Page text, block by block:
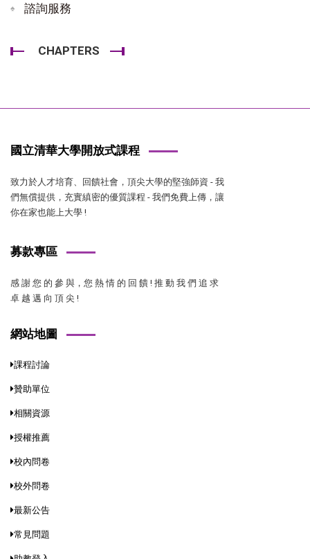
諮詢服務
CHAPTERS
國立清華大學開放式課程
致力於人才培育、回饋社會，頂尖大學的堅強師資 - 我
們無償提供，充實縝密的優質課程 - 我們免費上傳，讓
你在家也能上大學 !
募款專區
感 謝 您 的 參 與，您 熱 情 的 回 饋 ! 推 動 我 們 追 求
卓 越 邁 向 頂 尖 !
網站地圖
課程討論
贊助單位
相關資源
授權推薦
校內問卷
校外問卷
最新公告
常見問題